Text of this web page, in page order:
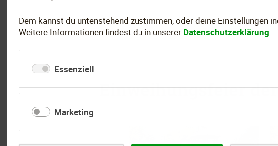
Dem kannst du untenstehend zustimmen, oder deine Einstellungen
Weitere Informationen findest du in unserer Datenschutzerklärung.
Essenziell
Marketing
Einweihungsfeier